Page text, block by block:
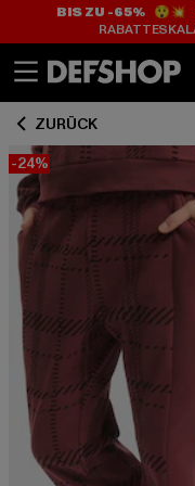
BIS ZU -65%😲💥
ZURÜCK
-24%